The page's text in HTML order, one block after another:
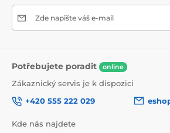
Zde napište váš e-mail
Potřebujete poradit online
Zákaznický servis je k dispozici
+420 555 222 029
Kde nás najdete